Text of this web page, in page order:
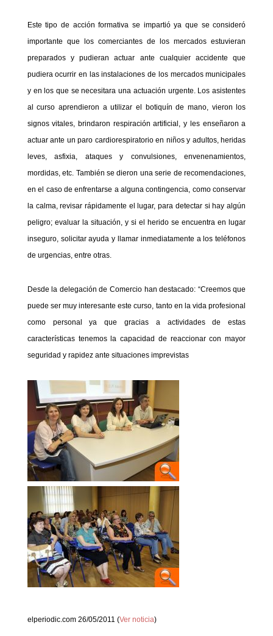
Este tipo de acción formativa se impartió ya que se consideró
importante que los comerciantes de los mercados estuvieran
preparados y pudieran actuar ante cualquier accidente que
pudiera ocurrir en las instalaciones de los mercados municipales
y en los que se necesitara una actuación urgente. Los asistentes
al curso aprendieron a utilizar el botiquín de mano, vieron los
signos vitales, brindaron respiración artificial, y les enseñaron a
actuar ante un paro cardiorespiratorio en niños y adultos, heridas
leves, asfixia, ataques y convulsiones, envenenamientos,
mordidas, etc. También se dieron una serie de recomendaciones,
en el caso de enfrentarse a alguna contingencia, como conservar
la calma, revisar rápidamente el lugar, para detectar si hay algún
peligro; evaluar la situación, y si el herido se encuentra en lugar
inseguro, solicitar ayuda y llamar inmediatamente a los teléfonos
de urgencias, entre otras.
Desde la delegación de Comercio han destacado: “Creemos que
puede ser muy interesante este curso, tanto en la vida profesional
como personal ya que gracias a actividades de estas
características tenemos la capacidad de reaccionar con mayor
seguridad y rapidez ante situaciones imprevistas
elperiodic.com 26/05/2011 (Ver noticia)